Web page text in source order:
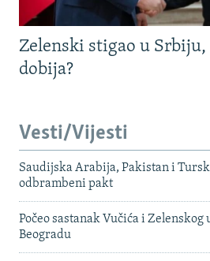
Zelenski stigao u Srbiju,
dobija?
Vesti/Vijesti
Saudijska Arabija, Pakistan i
odbrambeni pakt
Počeo sastanak Vučića i Zelenskog
Beogradu